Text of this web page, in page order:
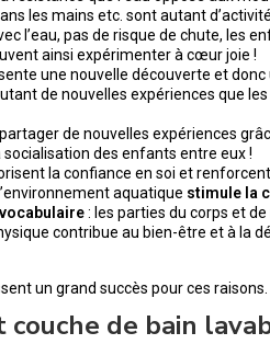
les mains etc. sont autant
l’eau, pas de risque de chute, les
ainsi expérimenter à cœur joie !
une nouvelle découverte et
de nouvelles expériences que
de nouvelles expériences
des enfants entre eux !
la confiance en soi et
aquatique stimule la
: les parties du corps et
contribue au bien-être et à la
un grand succès pour ces raisons.
couche de bain